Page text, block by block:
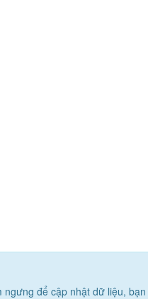
ngưng để cập nhật dữ liệu,